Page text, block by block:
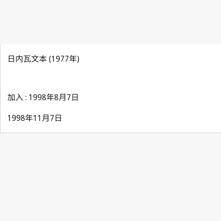
日内瓦文本 (1977年)
加入 : 1998年8月7日
1998年11月7日